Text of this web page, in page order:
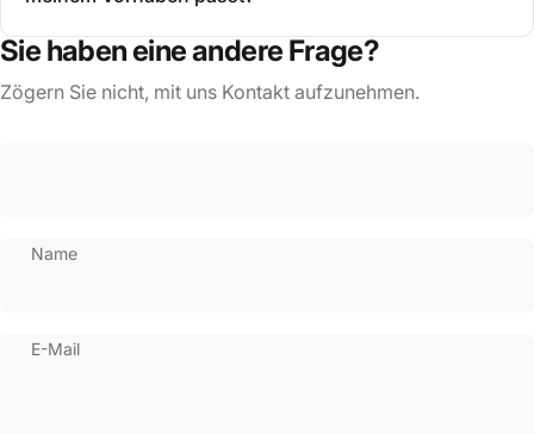
Sie haben eine andere Frage?
Zögern Sie nicht, mit uns Kontakt aufzunehmen.
Name
E-Mail